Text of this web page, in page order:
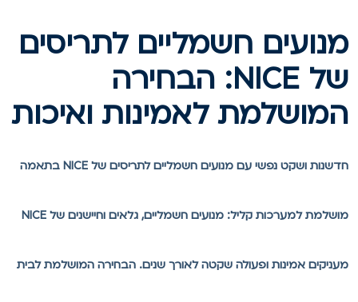
חשמליים לתריסים
של NICE: הבחירה
לאמינות ואיכות
חדשנות ושקט נפשי עם מנועים חשמליים לתריסים של NICE בתאמה
מושלמת למערכות קליל: מנועים חשמליים, גלאים וחיישנים של NICE
אמינות ופעולה שקטה לאורך שנים. הבחירה המושלמת לבית